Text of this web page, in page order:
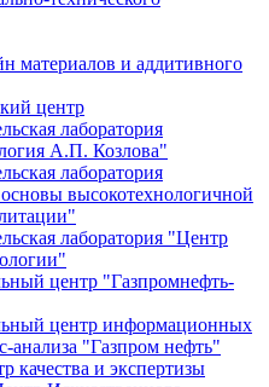
материалов и аддитивного
центр
лаборатория
А.П. Козлова"
лаборатория
высокотехнологичной
лаборатория "Центр
центр "Газпромнефть-
центр информационных
анализа "Газпром нефть"
качества и экспертизы